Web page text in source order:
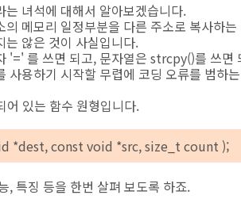
녀석에 대해서 알아보겠습니다.
메모리 일정부분을 다른 주소로 복사하
는 않은 것이 사실입니다.
'=' 를 쓰면 되고, 문자열은 strcpy()를 쓰면
용하기 시작할 무렵에 코딩 오류를 범하
어 있는 함수 원형입니다.
*dest, const void *src, size_t count );
특징 등을 한번 살펴 보도록 하죠.